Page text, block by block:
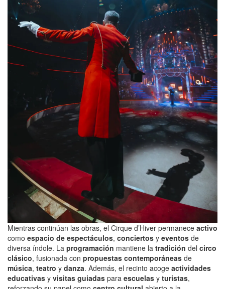
Mientras continúan las obras, el Cirque d’Hiver permanece activo
como espacio de espectáculos, conciertos y eventos de
diversa índole. La programación mantiene la tradición del circo
clásico, fusionada con propuestas contemporáneas de
música, teatro y danza. Además, el recinto acoge actividades
educativas y visitas guiadas para escuelas y turistas,